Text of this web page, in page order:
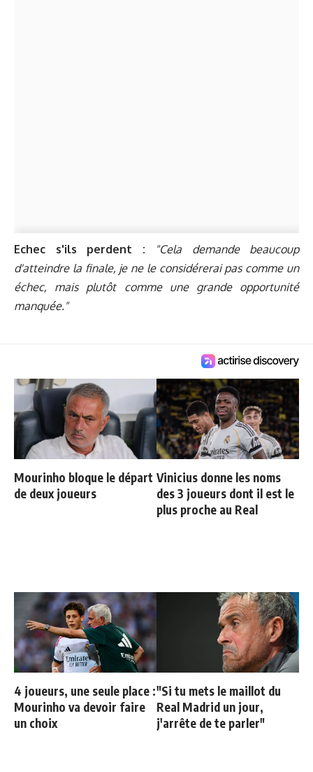
Echec s'ils perdent :
"Cela demande beaucoup
d'atteindre la finale, je ne le considérerai pas comme un
échec, mais plutôt comme une grande opportunité
manquée."
Mourinho bloque le départ
de deux joueurs
Vinicius donne les noms
des 3 joueurs dont il est le
plus proche au Real
4 joueurs, une seule place :
Mourinho va devoir faire
un choix
"Si tu mets le maillot du
Real Madrid un jour,
j'arrête de te parler"